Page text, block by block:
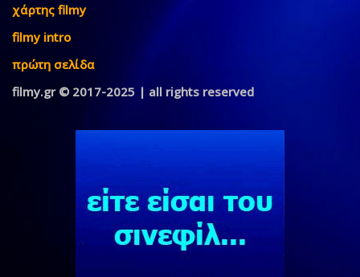
χάρτης filmy
filmy intro
πρώτη σελίδα
filmy.gr © 2017-2025 | all rights reserved